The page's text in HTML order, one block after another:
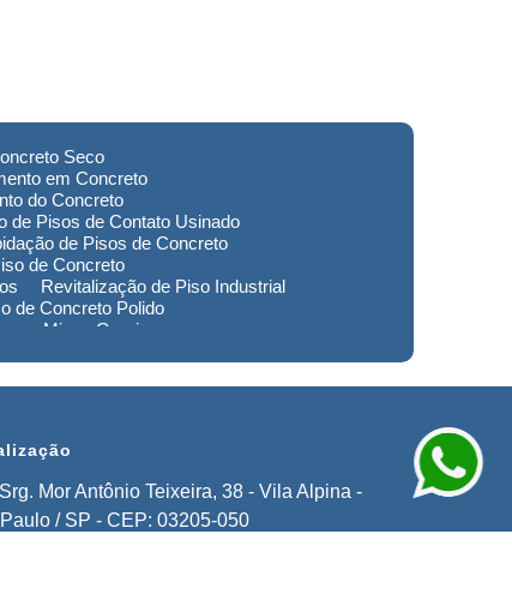
Seco
em Concreto
do Concreto
de Pisos de Contato Usinado
de Pisos de Concreto
de Concreto
Revitalização de Piso Industrial
de Concreto Polido
em Minas Gerais
Mor Antônio Teixeira, 38 - Vila Alpina -
/ SP - CEP: 03205-050